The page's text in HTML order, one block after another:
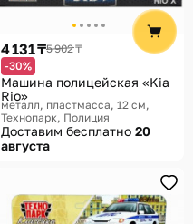
4 131 ₸5 902 ₸
-30%
Машина полицейская «Kia
Rio»
металл, пластмасса, 12 см
Технопарк, Полиция
Доставим бесплатно 20
августа